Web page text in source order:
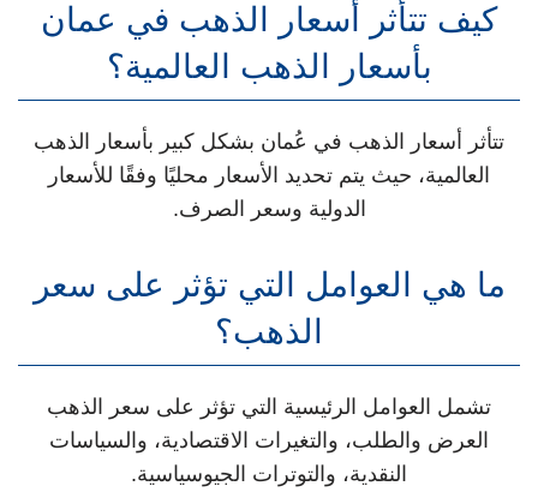
كيف تتأثر أسعار الذهب في عمان
بأسعار الذهب العالمية؟
تتأثر أسعار الذهب في عُمان بشكل كبير بأسعار الذهب
العالمية، حيث يتم تحديد الأسعار محليًا وفقًا للأسعار
الدولية وسعر الصرف.
ما هي العوامل التي تؤثر على سعر
الذهب؟
تشمل العوامل الرئيسية التي تؤثر على سعر الذهب
العرض والطلب، والتغيرات الاقتصادية، والسياسات
النقدية، والتوترات الجيوسياسية.